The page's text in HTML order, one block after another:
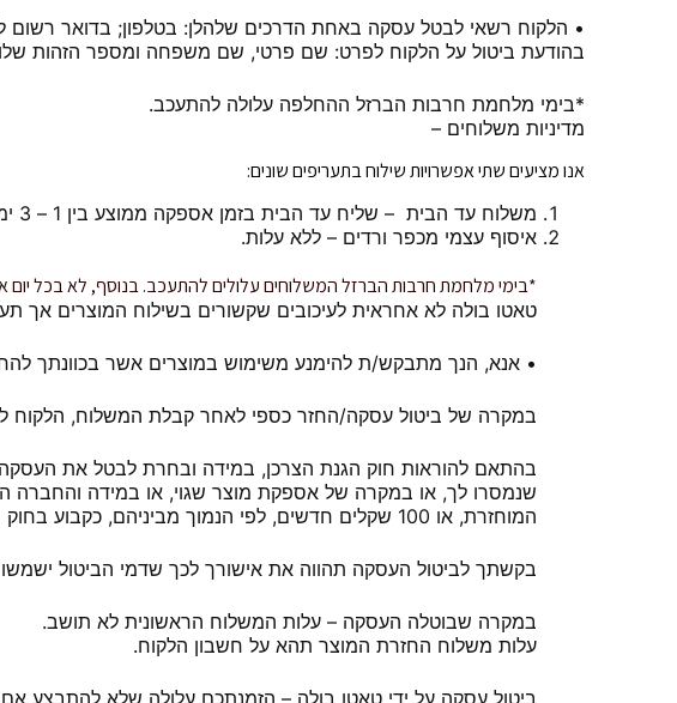
בהודעת ביטול על הלקוח לפרט: שם פרטי, שם משפחה ומספר הזהות
*בימי מלחמת חרבות הברזל ההחלפה עלולה להתעכב.
מדיניות משלוחים –
אנו מציעים שתי אפשרויות שילוח בתעריפים שונים:
משלוח עד הבית – שליח עד הבית בזמן אספקה ממוצע בין 1 – 3 ימי עסקים.
איסוף עצמי מכפר ורדים – ללא עלות.
*בימי מלחמת חרבות הברזל המשלוחים עלולים להתעכב. בנוסף, לא בכל יום
טאטו בולה לא אחראית לעיכובים שקשורים בשילוח המוצרים אך
• אנא, הנך מתבקש/ת להימנע משימוש במוצרים אשר בכוונתך
במקרה של ביטול עסקה/החזר כספי לאחר קבלת המשלוח, הלקוח
בהתאם להוראות חוק הגנת הצרכן, במידה ובחרת לבטל את
המוחזרת, או 100 שקלים חדשים, לפי הנמוך מביניהם, כקבוע בחוק (להלן: “דמי הביטול“).
בקשתך לביטול העסקה תהווה את אישורך לכך שדמי הביטול ישמשו
במקרה שבוטלה העסקה – עלות המשלוח הראשונית לא תושב.
עלות משלוח החזרת המוצר תהא על חשבון הלקוח.
ביטול עסקה על ידי טאטו בולה – הזמנתכם עלולה שלא להתבצע